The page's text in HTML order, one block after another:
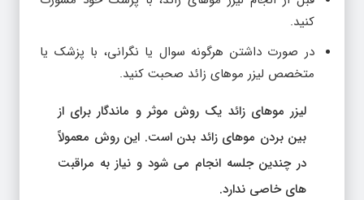
کنید.
در صورت داشتن هرگونه سوال یا نگرانی، با پزشک یا
متخصص لیزر موهای زائد صحبت کنید.
لیزر موهای زائد یک روش موثر و ماندگار برای از
بین بردن موهای زائد بدن است. این روش معمولاً
در چندین جلسه انجام می شود و نیاز به مراقبت
های خاصی ندارد.